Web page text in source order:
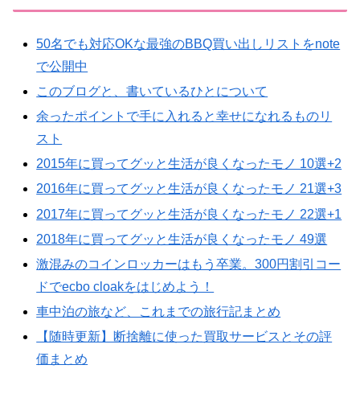
50名でも対応OKな最強のBBQ買い出しリストをnote
で公開中
このブログと、書いているひとについて
余ったポイントで手に入れると幸せになれるものリ
スト
2015年に買ってグッと生活が良くなったモノ 10選+2
2016年に買ってグッと生活が良くなったモノ 21選+3
2017年に買ってグッと生活が良くなったモノ 22選+1
2018年に買ってグッと生活が良くなったモノ 49選
激混みのコインロッカーはもう卒業。300円割引コー
ドでecbo cloakをはじめよう！
車中泊の旅など、これまでの旅行記まとめ
【随時更新】断捨離に使った買取サービスとその評
価まとめ